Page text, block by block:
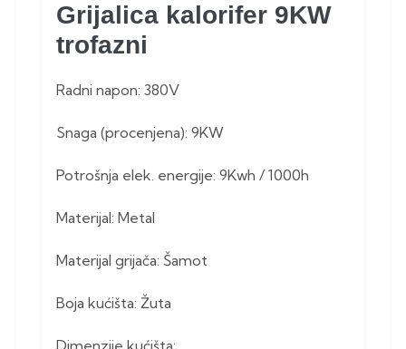
Grijalica kalorifer 9KW
trofazni
Radni napon: 380V
Snaga (procenjena): 9KW
Potrošnja elek. energije: 9Kwh / 1000h
Materijal: Metal
Materijal grijača: Šamot
Boja kućišta: Žuta